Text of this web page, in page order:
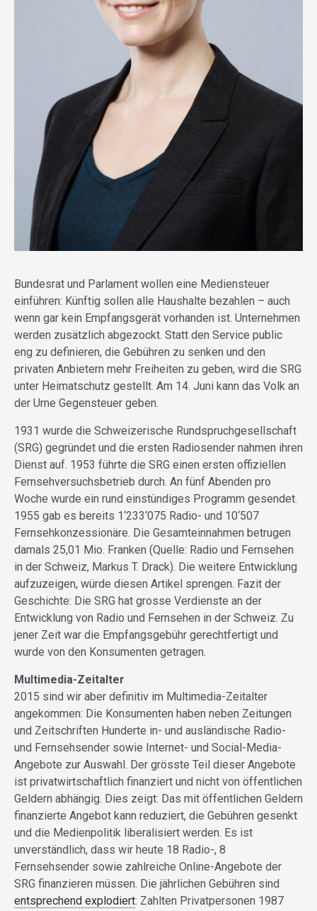
Bundesrat und Parlament wollen eine Mediensteuer
einführen: Künftig sollen alle Haushalte bezahlen – auch
wenn gar kein Empfangsgerät vorhanden ist. Unternehmen
werden zusätzlich abgezockt. Statt den Service public
eng zu definieren, die Gebühren zu senken und den
privaten Anbietern mehr Freiheiten zu geben, wird die SRG
unter Heimatschutz gestellt. Am 14. Juni kann das Volk an
der Urne Gegensteuer geben.
1931 wurde die Schweizerische Rundspruchgesellschaft
(SRG) gegründet und die ersten Radiosender nahmen ihren
Dienst auf. 1953 führte die SRG einen ersten offiziellen
Fernsehversuchsbetrieb durch. An fünf Abenden pro
Woche wurde ein rund einstündiges Programm gesendet.
1955 gab es bereits 1‘233‘075 Radio- und 10‘507
Fernsehkonzessionäre. Die Gesamteinnahmen betrugen
damals 25,01 Mio. Franken (Quelle: Radio und Fernsehen
in der Schweiz, Markus T. Drack). Die weitere Entwicklung
aufzuzeigen, würde diesen Artikel sprengen. Fazit der
Geschichte: Die SRG hat grosse Verdienste an der
Entwicklung von Radio und Fernsehen in der Schweiz. Zu
jener Zeit war die Empfangsgebühr gerechtfertigt und
wurde von den Konsumenten getragen.
Multimedia-Zeitalter
2015 sind wir aber definitiv im Multimedia-Zeitalter
angekommen: Die Konsumenten haben neben Zeitungen
und Zeitschriften Hunderte in- und ausländische Radio-
und Fernsehsender sowie Internet- und Social-Media-
Angebote zur Auswahl. Der grösste Teil dieser Angebote
ist privatwirtschaftlich finanziert und nicht von öffentlichen
Geldern abhängig. Dies zeigt: Das mit öffentlichen Geldern
finanzierte Angebot kann reduziert, die Gebühren gesenkt
und die Medienpolitik liberalisiert werden. Es ist
unverständlich, dass wir heute 18 Radio-, 8
Fernsehsender sowie zahlreiche Online-Angebote der
SRG finanzieren müssen. Die jährlichen Gebühren sind
entsprechend explodiert: Zahlten Privatpersonen 1987